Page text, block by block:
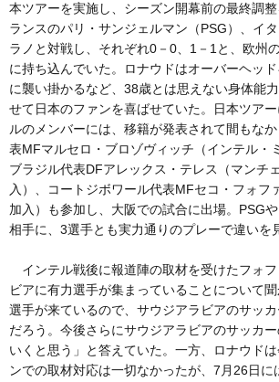
本ツアーを実施し、シーズン開幕前の最終調
ランスのパリ・サンジェルマン（PSG）、イ
ラノと対戦し、それぞれ0－0、1－1と、欧州
に持ち込んでいた。ロナウドはオーバーヘッ
に襲い掛かるなど、38歳とは思えない身体能
せて日本のファンを喜ばせていた。日本ツア
ルのメンバーには、移籍が発表されて間もな
表MFマルセロ・ブロゾヴィッチ（インテル・
ブラジル代表DFアレックス・テレス（マンチ
入）、コートジボワール代表MFセコ・フォフ
加入）も参加し、大阪での試合に出場。PSG
相手に、3選手とも実力通りのプレーで違いを
インテル戦後に報道陣の取材を受けたフォ
ビアに有力選手が集まっていることについて
選手が来ているので、サウジアラビアのサッカ
だろう。今後さらにサウジアラビアのサッカ
いくと思う」と答えていた。一方、ロナウド
ンでの取材対応は一切なかったが、7月26日に